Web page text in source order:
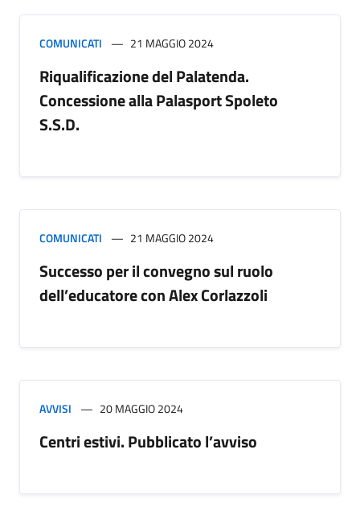
COMUNICATI 21 MAGGIO 2024
Riqualificazione del Palatenda.
Concessione alla Palasport Spoleto
S.S.D.
COMUNICATI 21 MAGGIO 2024
Successo per il convegno sul ruolo
dell’educatore con Alex Corlazzoli
AVVISI 20 MAGGIO 2024
Centri estivi. Pubblicato l’avviso